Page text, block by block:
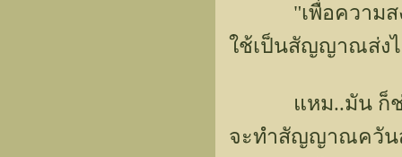
"เพื่อความสงบข
ใช้เป็นสัญญาณส่งไ
แหม..มัน ก็ช่างก
จะทำสัญญาณควันส่